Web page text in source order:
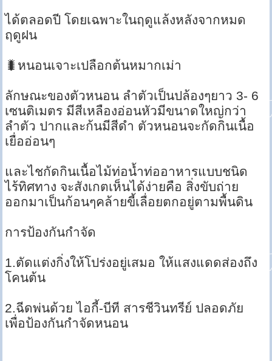
ได้ตลอดปี โดยเฉพาะในฤดูแล้งหลังจากหมด
ฤดูฝน
🐛หนอนเจาะเปลือกต้นหมากเม่า
ลักษณะของตัวหนอน ลำตัวเป็นปล้องๆยาว 3- 6
เซนติเมตร มีสีเหลืองอ่อนหัวมีขนาดใหญ่กว่า
ลำตัว ปากและก้นมีสีดำ ตัวหนอนจะกัดกินเนื้อ
เยื่ออ่อนๆ
และไชกัดกินเนื้อไม้ท่อน้ำท่ออาหารแบบชนิด
ไร้ทิศทาง จะสังเกตเห็นได้ง่ายคือ สิ่งขับถ่าย
ออกมาเป็นก้อนๆคล้ายขี้เลื่อยตกอยู่ตามพื้นดิน
การป้องกันกำจัด
1.ตัดแต่งกิ่งให้โปร่งอยู่เสมอ ให้แสงแดดส่องถึง
โคนต้น
2.ฉีดพ่นด้วย ไอกี้-บีที สารชีวินทรีย์ ปลอดภัย
เพื่อป้องกันกำจัดหนอน